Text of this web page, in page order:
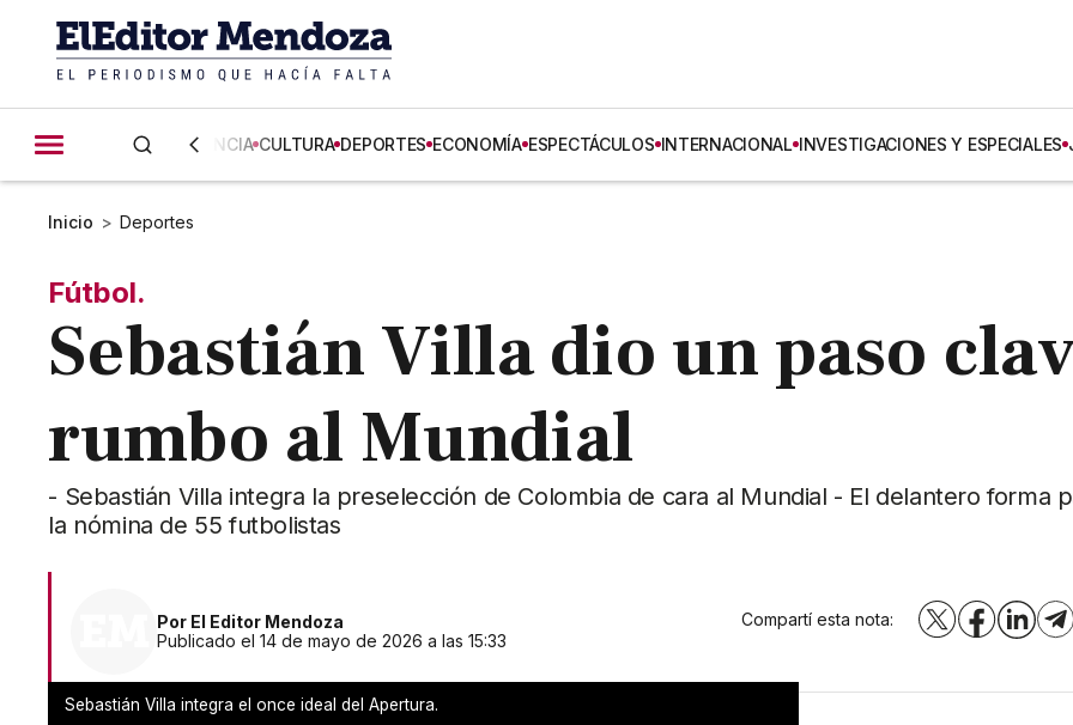
CIENCIA CULTURA DEPORTES ECONOMÍA ESPECTÁCULOS INTERNACIONAL INVESTIGACIONES Y ESPECIALES
Inicio > Deportes
Fútbol.
Sebastián Villa dio un paso
rumbo al Mundial
- Sebastián Villa integra la preselección de Colombia de cara al Mundial - El delantero forma
la nómina de 55 futbolistas
Por El Editor Mendoza
Publicado el 14 de mayo de 2026 a las 15:33
Compartí esta nota: X Facebook
Sebastián Villa integra el once ideal del Apertura.